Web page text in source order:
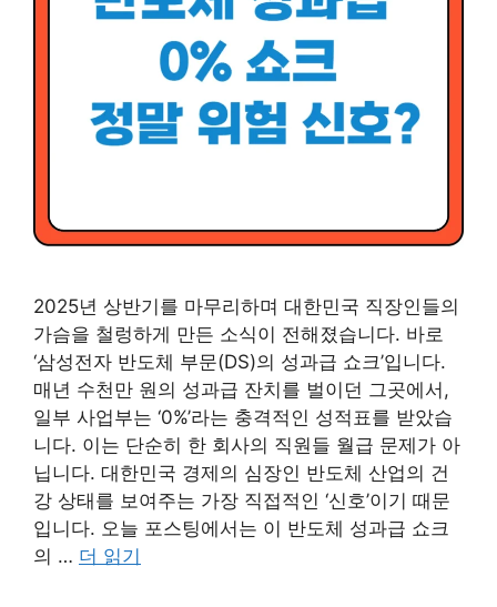
2025년 상반기를 마무리하며 대한민국 직장인들의
가슴을 철렁하게 만든 소식이 전해졌습니다. 바로
‘삼성전자 반도체 부문(DS)의 성과급 쇼크’입니다.
매년 수천만 원의 성과급 잔치를 벌이던 그곳에서,
일부 사업부는 ‘0%’라는 충격적인 성적표를 받았습
니다. 이는 단순히 한 회사의 직원들 월급 문제가 아
닙니다. 대한민국 경제의 심장인 반도체 산업의 건
강 상태를 보여주는 가장 직접적인 ‘신호’이기 때문
입니다. 오늘 포스팅에서는 이 반도체 성과급 쇼크
의 … 더 읽기